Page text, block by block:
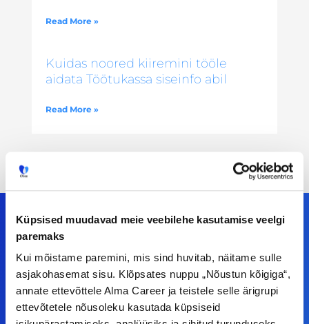
Küpsised muudavad meie veebilehe kasutamise veelgi
paremaks
Kui mõistame paremini, mis sind huvitab, näitame sulle
asjakohasemat sisu. Klõpsates nuppu „Nõustun kõigiga“,
annate ettevõttele Alma Career ja teistele selle ärigrupi
ettevõtetele nõusoleku kasutada küpsiseid
Read More »
Kuidas noored kiiremini tööle
aidata Töötukassa siseinfo abil
Read More »
Meiega leiad!
Tööelublogi.ee lehelt leiad kõik vajaliku, et olla
kursis tööturu uudistega. Kui sul on